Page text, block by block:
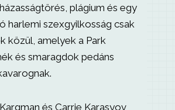
plágium és egy
harlemi szexgyilkosság csak
közül, amelyek a Park
és smaragdok pedáns
és Carrie Karasyov